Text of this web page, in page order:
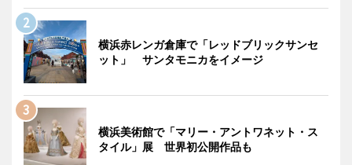
横浜赤レンガ倉庫で「レッドブリックサンセ
ット」 サンタモニカをイメージ
横浜美術館で「マリー・アントワネット・ス
タイル」展 世界初公開作品も